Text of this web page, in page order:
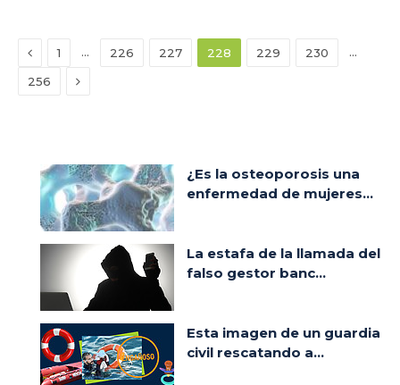
Anterior
1 … 226 227 228 229 230 …
256 Siguiente
¿Es la osteoporosis una
enfermedad de mujeres...
La estafa de la llamada del
falso gestor banc...
Esta imagen de un guardia
civil rescatando a...